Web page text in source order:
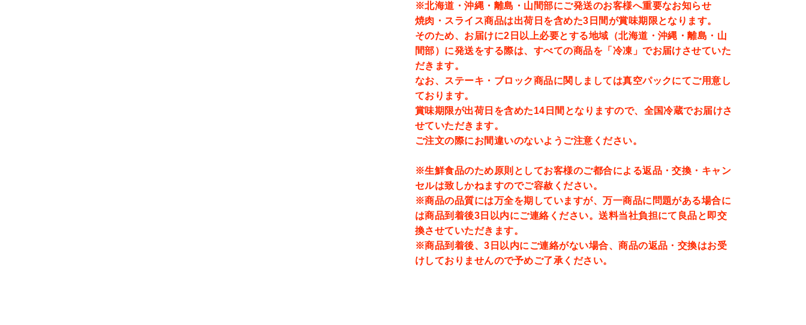
※北海道・沖縄・離島・山間部にご発送のお客様へ重要なお知らせ
焼肉・スライス商品は出荷日を含めた3日間が賞味期限となります。
そのため、お届けに2日以上必要とする地域（北海道・沖縄・離島・山
間部）に発送をする際は、すべての商品を「冷凍」でお届けさせていた
だきます。
なお、ステーキ・ブロック商品に関しましては真空パックにてご用意し
ております。
賞味期限が出荷日を含めた14日間となりますので、全国冷蔵でお届けさ
せていただきます。
ご注文の際にお間違いのないようご注意ください。
※生鮮食品のため原則としてお客様のご都合による返品・交換・キャン
セルは致しかねますのでご容赦ください。
※商品の品質には万全を期していますが、万一商品に問題がある場合に
は商品到着後3日以内にご連絡ください。送料当社負担にて良品と即交
換させていただきます。
※商品到着後、3日以内にご連絡がない場合、商品の返品・交換はお受
けしておりませんので予めご了承ください。